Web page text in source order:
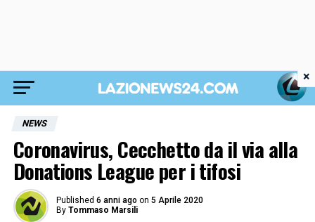
NEWS
Coronavirus, Cecchetto da il via alla
Donations League per i tifosi
Published 6 anni ago on 5 Aprile 2020
By Tommaso Marsili
×